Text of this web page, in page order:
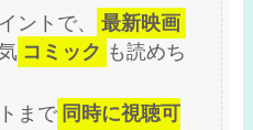
ントで、
最新映画
コミック も読めち
まで 同時に視聴可